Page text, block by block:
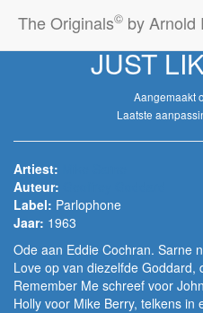
The Originals© by Arnold
JUST
Aangemaakt
Laatste
Artiest:
Auteur:
Label: Parlophone
Jaar: 1963
Ode aan Eddie Cochran. Sarne
Love op van diezelfde Goddard,
Remember Me schreef voor
Holly voor Mike Berry, telkens in